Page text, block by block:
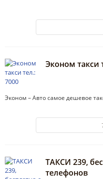
Эконом такси
Эконом – Авто самое дешевое
ТАКСИ 239,
телефонов